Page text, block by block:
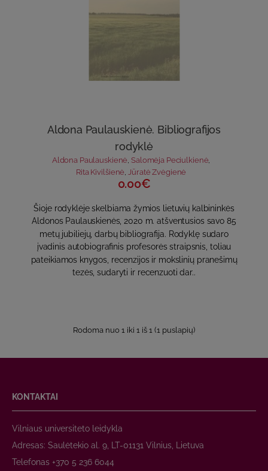
Aldona Paulauskienė. Bibliografijos
rodyklė
Aldona Paulauskienė,Salomėja Peciulkienė,
Rita Kivilšienė Jūratė Zvėgienė
0.00€
Šioje rodyklėje skelbiama žymios lietuvių kalbininkės
Aldonos Paulauskienės, 2020 m. atšventusios savo 85
metų jubiliejų, darbų bibliografija. Rodyklę sudaro
įvadinis autobiografinis profesorės straipsnis, toliau
pateikiamos knygos, recenzijos ir mokslinių pranešimų
tezės, sudaryti ir recenzuoti dar..
Rodoma nuo 1 iki 1 iš 1 (1 puslapių)
KONTAKTAI
Vilniaus universiteto leidykla
Adresas: Saulėtekio al. 9, LT-01131 Vilnius, Lietuva
Telefonas +370 5 236 6044